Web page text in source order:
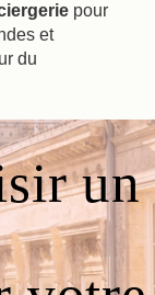
pour
et
du
un